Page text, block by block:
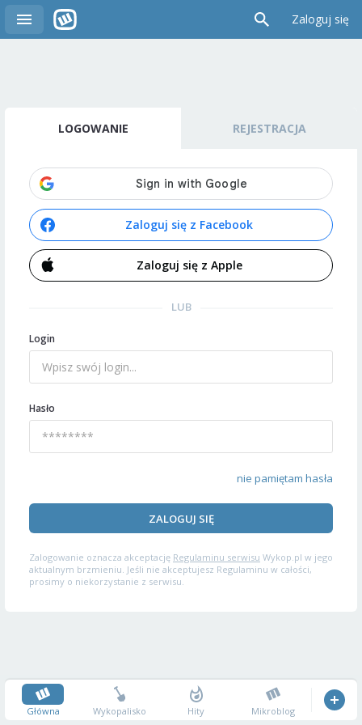
Zaloguj się
LOGOWANIE REJESTRACJA
Zaloguj się z Facebook
Zaloguj się z Apple
LUB
Login
Hasło
nie pamiętam hasła
ZALOGUJ SIĘ
Zalogowanie oznacza akceptację Regulaminu serwisu Wykop.pl w jego
aktualnym brzmieniu. Jeśli nie akceptujesz Regulaminu w całości,
prosimy o niekorzystanie z serwisu.
Główna Wykopalisko Hity Mikroblog